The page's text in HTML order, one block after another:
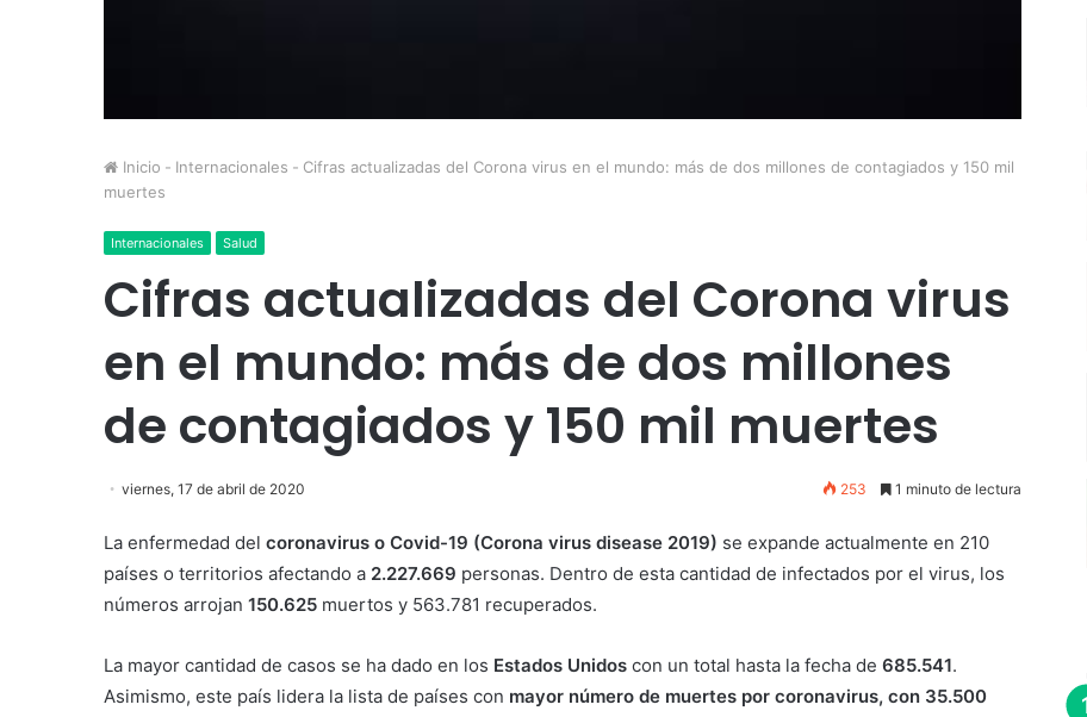
Inicio - Internacionales - Cifras actualizadas del Corona virus en el mundo: más de dos millones de contagiados y 150 mil
muertes
Internacionales Salud
Cifras actualizadas del Corona virus
en el mundo: más de dos millones
de contagiados y 150 mil muertes
viernes, 17 de abril de 2020 253 1 minuto de lectura
La enfermedad del coronavirus o Covid-19 (Corona virus disease 2019) se expande actualmente en 210
países o territorios afectando a 2.227.669 personas. Dentro de esta cantidad de infectados por el virus, los
números arrojan 150.625 muertos y 563.781 recuperados.
La mayor cantidad de casos se ha dado en los Estados Unidos con un total hasta la fecha de 685.541.
Asimismo, este país lidera la lista de países con mayor número de muertes por coronavirus, con 35.500